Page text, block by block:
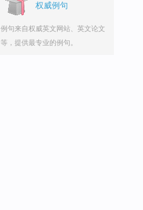
权威例句
例句来自权威英文网站、英文论文
等，提供最专业的例句。